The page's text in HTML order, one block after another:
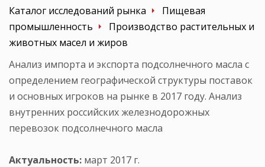
Каталог исследований рынка
Пищевая
промышленность
Производство растительных и
животных масел и жиров
Анализ импорта и экспорта подсолнечного масла с
определением географической структуры поставок
и основных игроков на рынке в 2017 году. Анализ
внутренних российских железнодорожных
перевозок подсолнечного масла
Актуальность: март 2017 г.